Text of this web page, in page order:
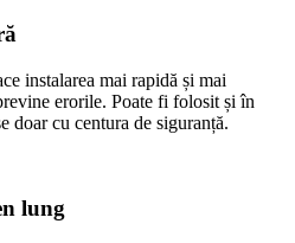
instalarea mai rapidă și mai
erorile. Poate fi folosit și în
cu centura de siguranță.
lung